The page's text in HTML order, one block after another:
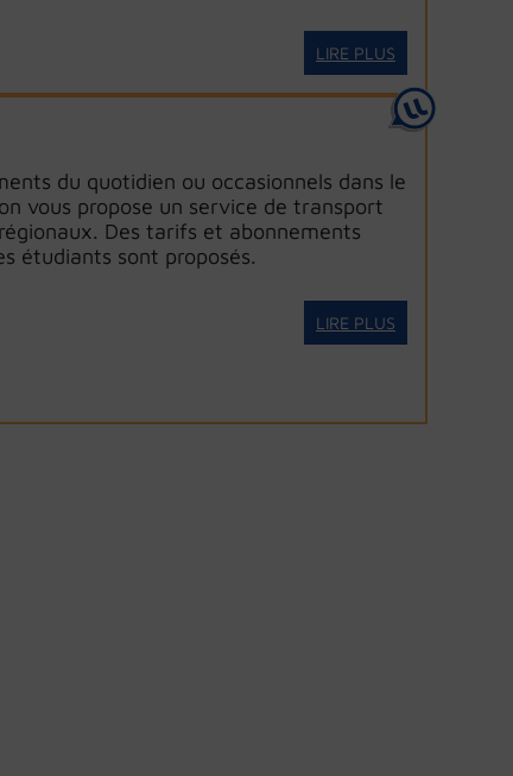
LIRE PLUS
du quotidien ou occasionnels dans le
vous propose un service de transport
Des tarifs et abonnements
étudiants sont proposés.
LIRE PLUS